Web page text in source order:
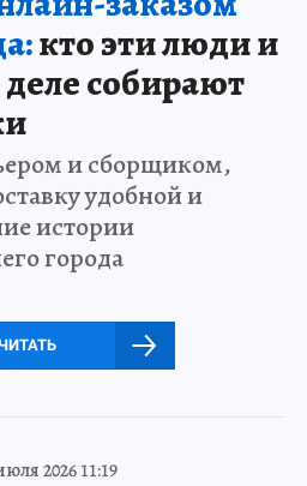
кто эти люди и
собирают
и сборщиком,
удобной и
истории
города
2026 11:19